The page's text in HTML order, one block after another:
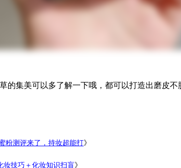
的集美可以多了解一下哦，都可以打造出磨皮
粉测评来了，持妆超能打》
妆技巧＋化妆知识扫盲》